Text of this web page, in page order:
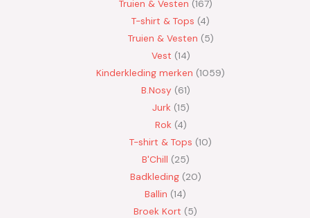
Truien & Vesten 167
T-shirt & Tops 4
Truien & Vesten 5
Vest 14
Kinderkleding merken 1059
B.Nosy 61
Jurk 15
Rok 4
T-shirt & Tops 10
B'Chill 25
Badkleding 20
Ballin 14
Broek Kort 5